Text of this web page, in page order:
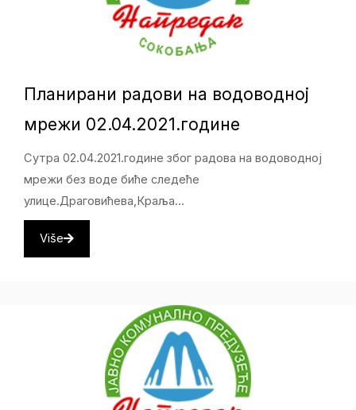
Планирани радови на водоводној
мрежи 02.04.2021.године
Сутра 02.04.2021.године због радова на водоводној
мрежи без воде биће следеће
улице.Драговићева,Краља...
Više